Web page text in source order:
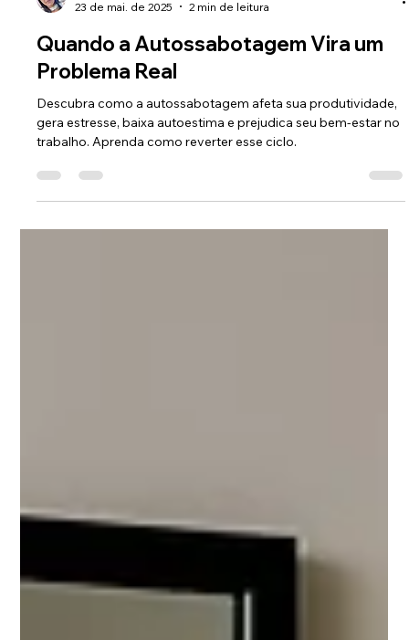
23 de mai. de 2025
2 min de leitura
Quando a Autossabotagem Vira um
Problema Real
Descubra como a autossabotagem afeta sua produtividade,
trabalho. Aprenda como reverter esse ciclo.